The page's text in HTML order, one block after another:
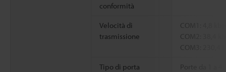
conformità
Velocità di
trasmissione
COM1: 4,8
COM2: 38,4
COM3: 230,4
Tipo di porta
Porte da 1 a 4: